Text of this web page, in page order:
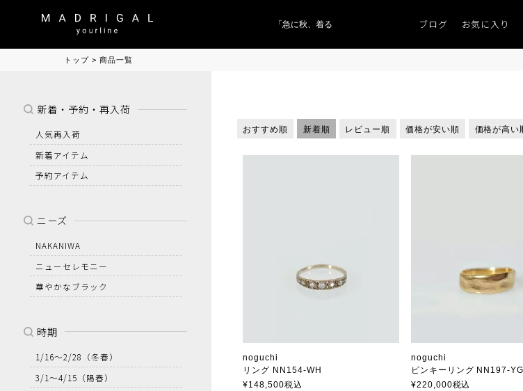
「急に秋、着るものがない」 「キレイなニット」 ポイント9％
ブログ お気に入り
トップ 商品一覧
おすすめ順 新着順 レビュー順 価格が安い順 価格が高い
noguchi
リング NN154-WH
ノグチ
¥148,500税込
noguchi
ピンキーリング NN197-
ノグチ
¥220,000税込
新着・予約・再入荷
人気再入荷
新着アイテム
予約アイテム
ニーズ
NAKANIWA
ニューセレモニー
華やかなブラック
時期
1/16～2/28 （冬春）
3/1～4/15 （陽春）